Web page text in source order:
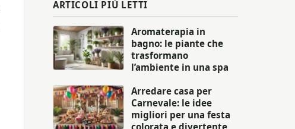
ARTICOLI PIÙ LETTI
Aromaterapia in
bagno: le piante che
trasformano
l’ambiente in una spa
Arredare casa per
Carnevale: le idee
migliori per una festa
colorata e divertente